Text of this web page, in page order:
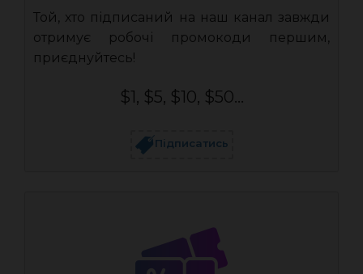
Той, хто підписаний на наш канал завжди
отримує робочі промокоди першим,
приєднуйтесь!
$1, $5, $10, $50...
Підписатись